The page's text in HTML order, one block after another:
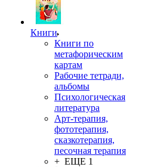
Книги
Книги по
метафорическим
картам
Рабочие тетради,
альбомы
Психологическая
литература
Арт-терапия,
фототерапия,
сказкотерапия,
песочная терапия
+ ЕЩЕ 1